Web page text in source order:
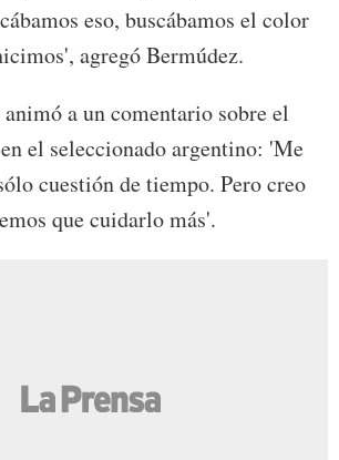
eso, buscábamos el color
agregó Bermúdez.
a un comentario sobre el
el seleccionado argentino: 'Me
cuestión de tiempo. Pero creo
que cuidarlo más'.